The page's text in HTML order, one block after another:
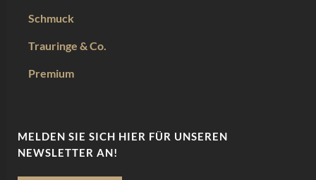
Schmuck
Trauringe & Co.
Premium
MELDEN SIE SICH HIER FÜR UNSEREN
NEWSLETTER AN!